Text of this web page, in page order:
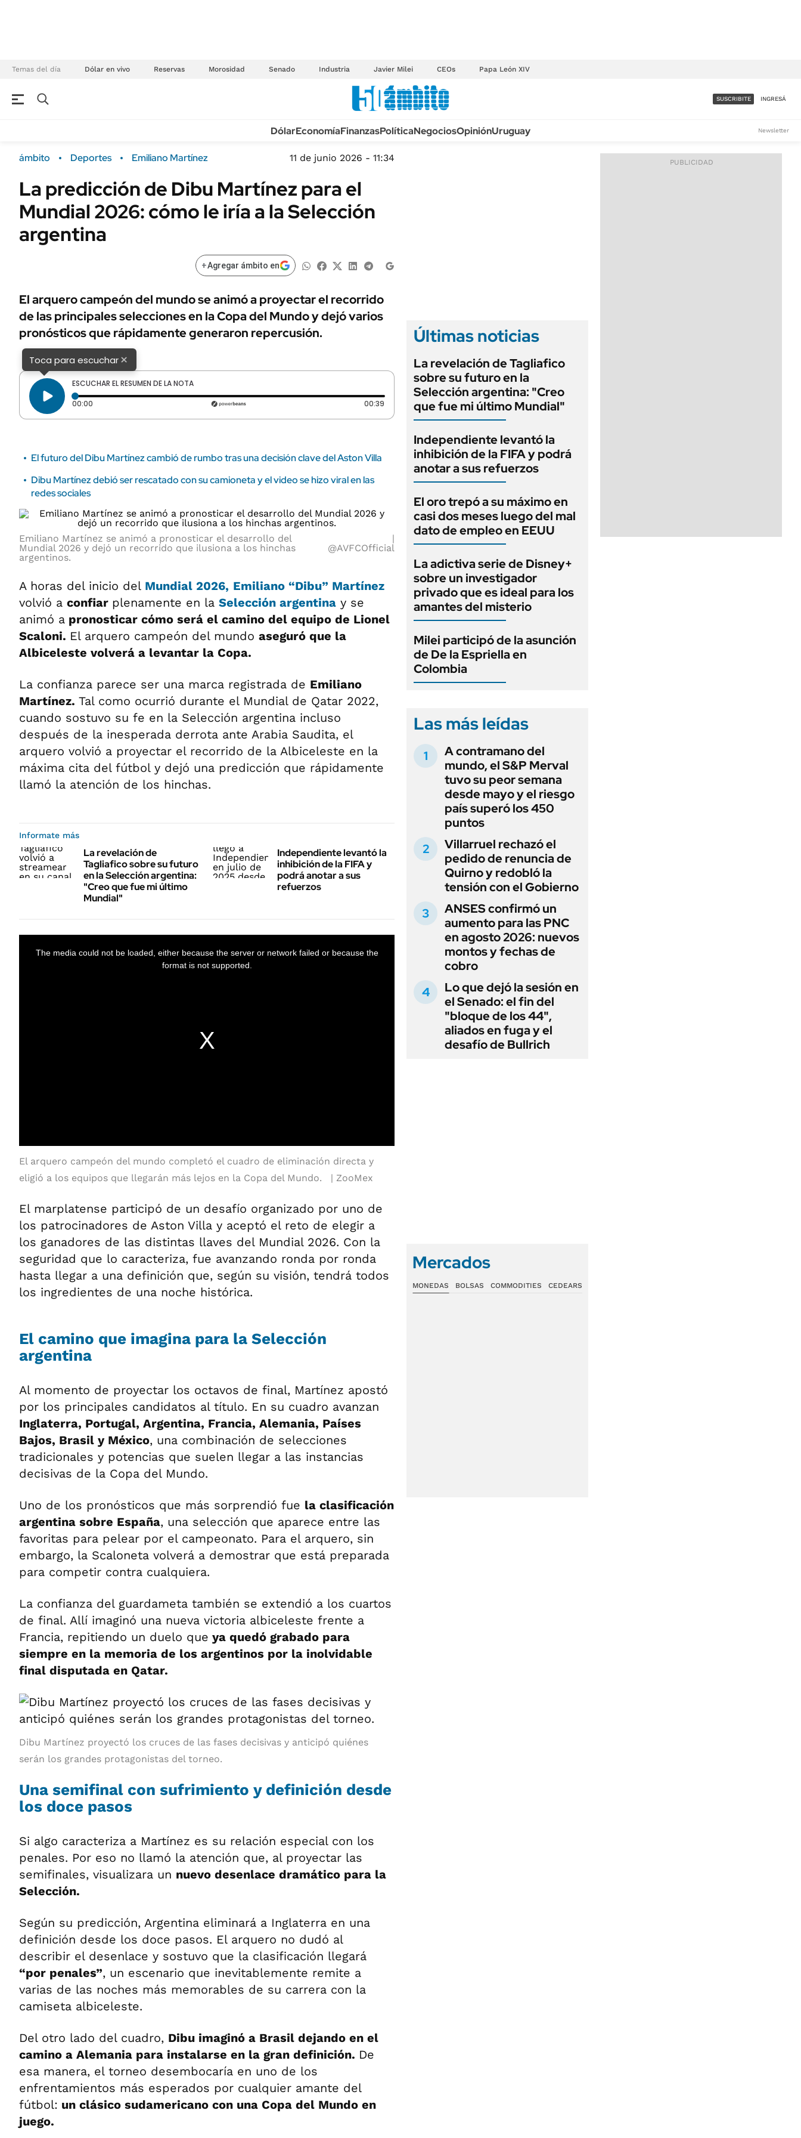
Temas del día Dólar en vivo Reservas Morosidad Senado Industria Javier Milei CEOs Papa León XIV
Campo
FINANZAS
Dólar
Sustentabilidad
Seguros
URUGUAY
TECNOLOGÍA
MÉXICO
MUNDO
INFORMACIÓN GENERAL
AUTOS
ACCESO FULL - $1.800/MES
SUSCRIBITE INGRESÁ
DólarEconomíaFinanzasPolíticaNegociosOpiniónUruguay Newsletter
ámbito Deportes Emiliano Martínez 11 de junio 2026 - 11:34
La predicción de Dibu Martínez para el
Mundial 2026: cómo le iría a la Selección
argentina
+Agregar ámbito en
El arquero campeón del mundo se animó a proyectar el recorrido
de las principales selecciones en la Copa del Mundo y dejó varios
pronósticos que rápidamente generaron repercusión.
Toca para escuchar×
ESCUCHAR EL RESUMEN DE LA NOTA
00:00 Tiempo transcurrido: 0 segundos 00:39 Duración: 39 segundos
El futuro del Dibu Martínez cambió de rumbo tras una decisión clave del Aston Villa
Dibu Martínez debió ser rescatado con su camioneta y el video se hizo viral en las
redes sociales
Emiliano Martínez se animó a pronosticar el desarrollo del
Mundial 2026 y dejó un recorrido que ilusiona a los hinchas
argentinos.
@AVFCOfficial
A horas del inicio del Mundial 2026, Emiliano “Dibu” Martínez
volvió a confiar plenamente en la Selección argentina y se
animó a pronosticar cómo será el camino del equipo de Lionel
Scaloni. El arquero campeón del mundo aseguró que la
Albiceleste volverá a levantar la Copa.
La confianza parece ser una marca registrada de Emiliano
Martínez. Tal como ocurrió durante el Mundial de Qatar 2022,
cuando sostuvo su fe en la Selección argentina incluso
después de la inesperada derrota ante Arabia Saudita, el
arquero volvió a proyectar el recorrido de la Albiceleste en la
máxima cita del fútbol y dejó una predicción que rápidamente
llamó la atención de los hinchas.
Informate más
La revelación de
Tagliafico sobre su futuro
en la Selección argentina:
"Creo que fue mi último
Mundial"
Independiente levantó la
inhibición de la FIFA y
podrá anotar a sus
refuerzos
El arquero campeón del mundo completó el cuadro de eliminación directa y
eligió a los equipos que llegarán más lejos en la Copa del Mundo.
ZooMex
El marplatense participó de un desafío organizado por uno de
los patrocinadores de Aston Villa y aceptó el reto de elegir a
los ganadores de las distintas llaves del Mundial 2026. Con la
seguridad que lo caracteriza, fue avanzando ronda por ronda
hasta llegar a una definición que, según su visión, tendrá todos
los ingredientes de una noche histórica.
El camino que imagina para la Selección
argentina
Al momento de proyectar los octavos de final, Martínez apostó
por los principales candidatos al título. En su cuadro avanzan
Inglaterra, Portugal, Argentina, Francia, Alemania, Países
Bajos, Brasil y México, una combinación de selecciones
tradicionales y potencias que suelen llegar a las instancias
decisivas de la Copa del Mundo.
Uno de los pronósticos que más sorprendió fue la clasificación
argentina sobre España, una selección que aparece entre las
favoritas para pelear por el campeonato. Para el arquero, sin
embargo, la Scaloneta volverá a demostrar que está preparada
para competir contra cualquiera.
La confianza del guardameta también se extendió a los cuartos
de final. Allí imaginó una nueva victoria albiceleste frente a
Francia, repitiendo un duelo que ya quedó grabado para
siempre en la memoria de los argentinos por la inolvidable
final disputada en Qatar.
Dibu Martínez proyectó los cruces de las fases decisivas y anticipó quiénes
serán los grandes protagonistas del torneo.
Una semifinal con sufrimiento y definición desde
los doce pasos
Si algo caracteriza a Martínez es su relación especial con los
penales. Por eso no llamó la atención que, al proyectar las
semifinales, visualizara un nuevo desenlace dramático para la
Selección.
Según su predicción, Argentina eliminará a Inglaterra en una
definición desde los doce pasos. El arquero no dudó al
describir el desenlace y sostuvo que la clasificación llegará
“por penales”, un escenario que inevitablemente remite a
varias de las noches más memorables de su carrera con la
camiseta albiceleste.
Del otro lado del cuadro, Dibu imaginó a Brasil dejando en el
camino a Alemania para instalarse en la gran definición. De
esa manera, el torneo desembocaría en uno de los
enfrentamientos más esperados por cualquier amante del
fútbol: un clásico sudamericano con una Copa del Mundo en
juego.
Últimas noticias
La revelación de Tagliafico
sobre su futuro en la
Selección argentina: "Creo
que fue mi último Mundial"
Independiente levantó la
inhibición de la FIFA y podrá
anotar a sus refuerzos
El oro trepó a su máximo en
casi dos meses luego del mal
dato de empleo en EEUU
La adictiva serie de Disney+
sobre un investigador
privado que es ideal para los
amantes del misterio
Milei participó de la asunción
de De la Espriella en
Colombia
Las más leídas
A contramano del
mundo, el S&P Merval
tuvo su peor semana
desde mayo y el riesgo
país superó los 450
puntos
Villarruel rechazó el
pedido de renuncia de
Quirno y redobló la
tensión con el Gobierno
ANSES confirmó un
aumento para las PNC
en agosto 2026: nuevos
montos y fechas de
cobro
Lo que dejó la sesión en
el Senado: el fin del
"bloque de los 44",
aliados en fuga y el
desafío de Bullrich
Mercados
MONEDAS BOLSAS COMMODITIES CEDEARS